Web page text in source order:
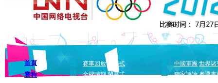
首頁
賽程
頻
賽事回放
開幕式
金牌時刻 閉幕式
中國軍團 世界諸
獨家評論 奧運畫